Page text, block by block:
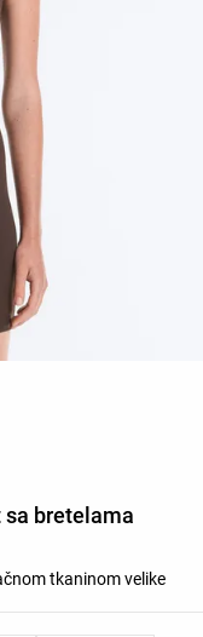
bretelama
tkaninom velike